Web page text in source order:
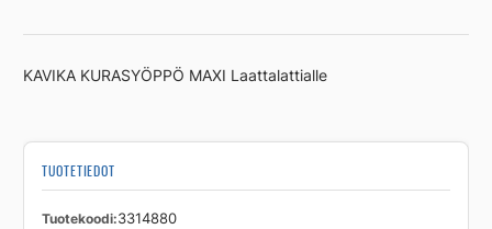
KURASYÖPPÖ
600x1200
KAVIKA KURASYÖPPÖ MAXI Laattalattialle
TUOTETIEDOT
Tuotekoodi 3314880